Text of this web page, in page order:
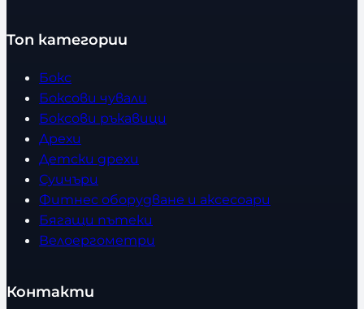
Топ категории
Бокс
Боксови чували
Боксови ръкавици
Дрехи
Детски дрехи
Суичъри
Фитнес оборудване и аксесоари
Бягащи пътеки
Велоергометри
Контакти